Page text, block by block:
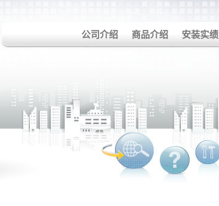
公司介绍 商品介绍 安装实绩